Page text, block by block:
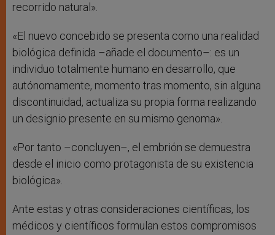
recorrido natural».
«El nuevo concebido se presenta como una realidad
biológica definida –añade el documento–: es un
individuo totalmente humano en desarrollo, que
autónomamente, momento tras momento, sin alguna
discontinuidad, actualiza su propia forma realizando
un designio presente en su mismo genoma».
«Por tanto –concluyen–, el embrión se demuestra
desde el inicio como protagonista de su existencia
biológica».
Ante estas y otras consideraciones científicas, los
médicos y científicos formulan estos compromisos